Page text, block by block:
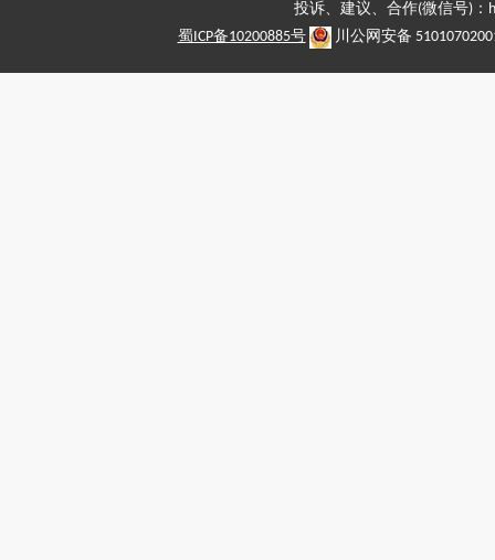
投诉、建议、合作(微信号)
蜀ICP备10200885号
川公网安备